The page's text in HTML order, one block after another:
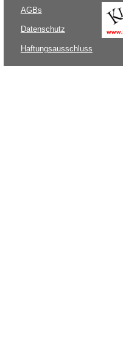
AGBs
Datenschutz
Haftungsausschluss